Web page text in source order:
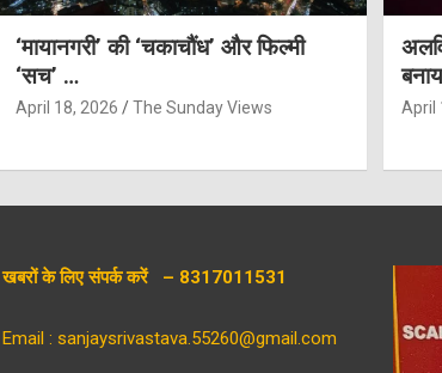
‘मायानगरी’ की ‘चकाचौंध’ और फिल्मी
‘सच’ …
April 18, 2026 The Sunday Views April
खबरों के लिए संपर्क करें – 8317011531
Email : sanjaysrivastava.55260@gmail.com